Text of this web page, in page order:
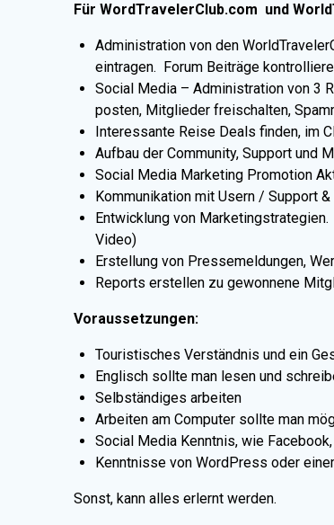
Für WordTravelerClub.com und
Administration von den
eintragen. Forum Beiträge
Social Media – Administration von 3
posten, Mitglieder freischalten,
Interessante Reise Deals finden, im
Aufbau der Community, Support und
Social Media Marketing Promotion
Kommunikation mit Usern / Support
Entwicklung von
Video)
Erstellung von Pressemeldungen,
Reports erstellen zu gewonnene
Voraussetzungen:
Touristisches Verständnis und ein
Englisch sollte man lesen und
Selbständiges arbeiten
Arbeiten am Computer sollte man
Social Media Kenntnis, wie
Kenntnisse von WordPress oder
Sonst, kann alles erlernt werden.